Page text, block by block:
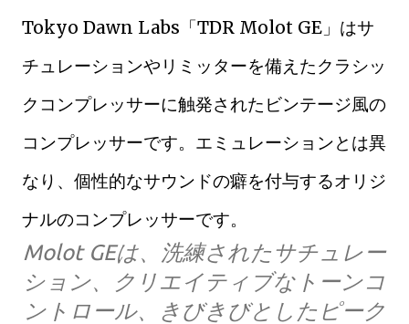
Tokyo Dawn Labs「TDR Molot GE」はサ
チュレーションやリミッターを備えたクラシッ
クコンプレッサーに触発されたビンテージ風の
コンプレッサーです。エミュレーションとは異
なり、個性的なサウンドの癖を付与するオリジ
ナルのコンプレッサーです。
Molot GEは、洗練されたサチュレー
ション、クリエイティブなトーンコ
ントロール、きびきびとしたピーク